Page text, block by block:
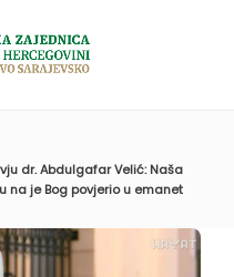
dr. Abdulgafar Velić: Naša
na je Bog povjerio u emanet